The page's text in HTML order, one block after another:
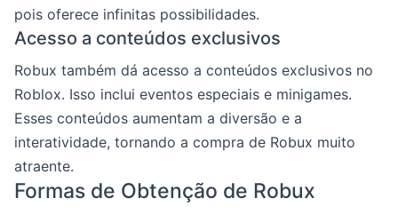
pois oferece infinitas possibilidades.
Acesso a conteúdos exclusivos
Robux também dá acesso a conteúdos exclusivos no
Roblox. Isso inclui eventos especiais e minigames.
Esses conteúdos aumentam a diversão e a
interatividade, tornando a compra de Robux muito
atraente.
Formas de Obtenção de Robux